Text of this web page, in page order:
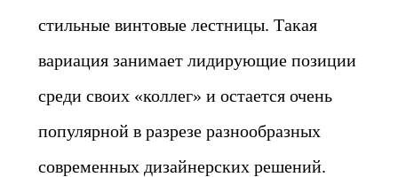
стильные винтовые лестницы. Такая
вариация занимает лидирующие позиции
среди своих «коллег» и остается очень
популярной в разрезе разнообразных
современных дизайнерских решений.